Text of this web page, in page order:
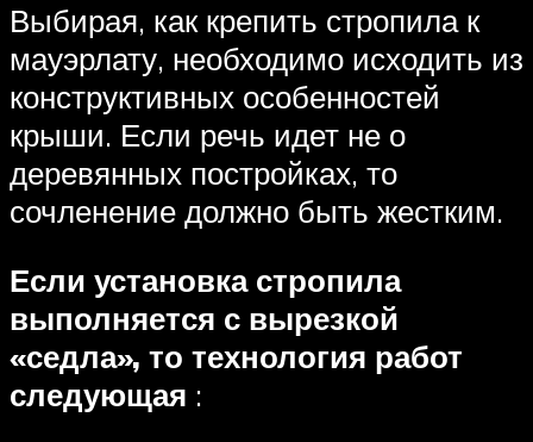
Выбирая, как крепить стропила к
мауэрлату, необходимо исходить из
конструктивных особенностей
крыши. Если речь идет не о
деревянных постройках, то
сочленение должно быть жестким.
Если установка стропила
выполняется с вырезкой
«седла», то технология работ
следующая :